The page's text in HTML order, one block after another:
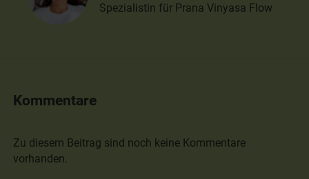
Spezialistin für Prana Vinyasa Flow
Kommentare
Zu diesem Beitrag sind noch keine Kommentare
vorhanden.